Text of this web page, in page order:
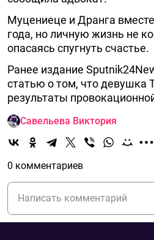
Муцениеце и Дранга
года, но личную жизнь не
опасаясь спугнуть счастье.
Ранее издание
статью о том, что девушка
результаты
Савельева Виктория
0 комментариев